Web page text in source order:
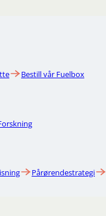
Bestill vår Fuelbox
Pårørendestrategi